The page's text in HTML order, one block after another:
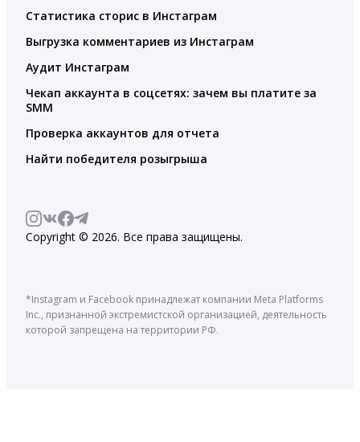
Статистика сторис в Инстаграм
Выгрузка комментариев из Инстаграм
Аудит Инстаграм
Чекап аккаунта в соцсетях: зачем вы платите за
SMM
Проверка аккаунтов для отчета
Найти победителя розыгрыша
Copyright © 2026. Все права защищены.
*Instagram и Facebook принадлежат компании Meta Platforms
Inc., признанной экстремистской организацией, деятельность
которой запрещена на территории РФ.